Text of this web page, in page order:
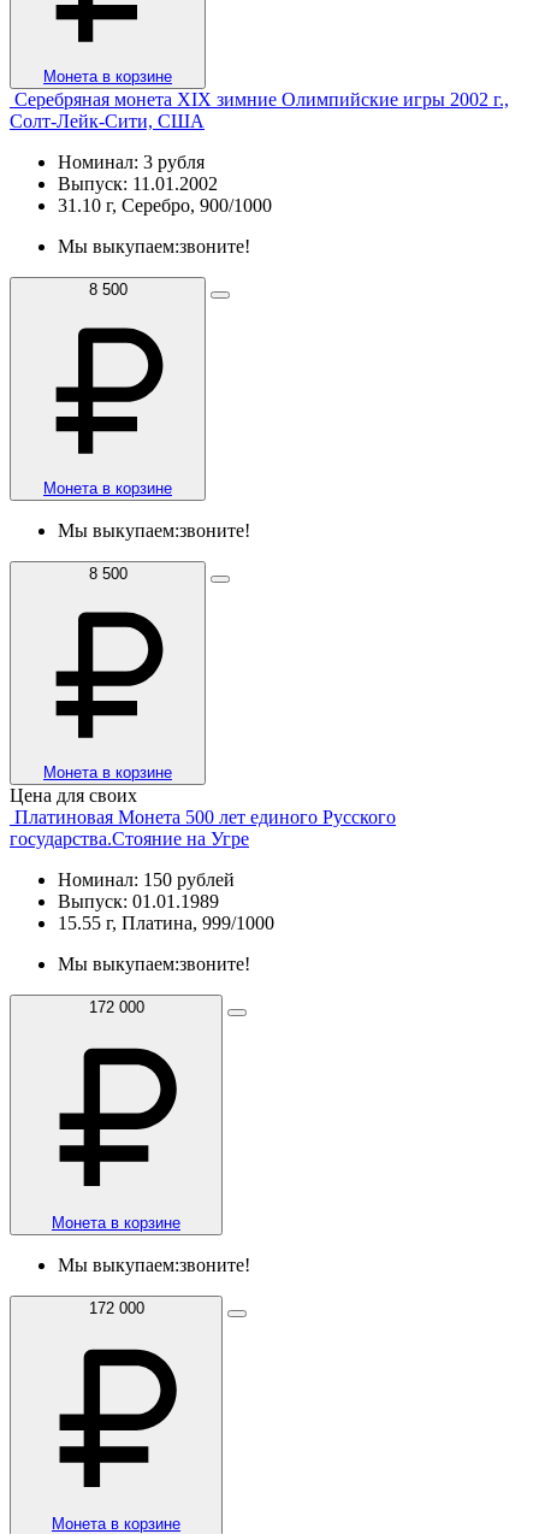
Монета в корзине
Серебряная монета XIX зимние Олимпийские игры 2002 г.,
Солт-Лейк-Сити, США
Номинал: 3 рубля
Выпуск: 11.01.2002
31.10 г, Серебро, 900/1000
Мы выкупаем:звоните!
8 500
Монета в корзине
Мы выкупаем:звоните!
8 500
Монета в корзине
Цена для своих
Платиновая Монета 500 лет единого Русского
государства.Стояние на Угре
Номинал: 150 рублей
Выпуск: 01.01.1989
15.55 г, Платина, 999/1000
Мы выкупаем:звоните!
172 000
Монета в корзине
Мы выкупаем:звоните!
172 000
Монета в корзине